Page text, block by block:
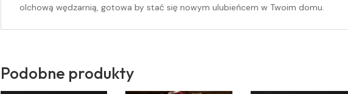
olchową wędzarnią, gotowa by stać się nowym ulubieńcem w Twoim domu.
Podobne produkty